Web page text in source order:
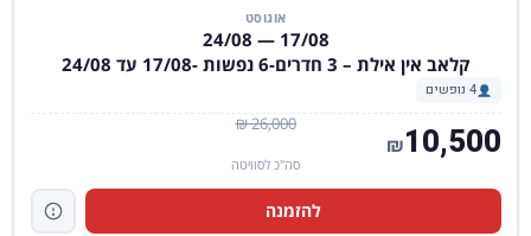
אוגוסט
17/08 — 24/08
קלאב אין אילת – 3 חדרים-6 נפשות -17/08 עד 24/08
4 נופשים
26,000 ₪ 10,500
₪
סה"כ לסוויטה
להזמנה